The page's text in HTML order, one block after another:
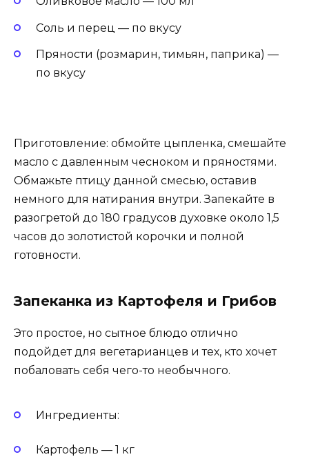
Соль и перец — по вкусу
Пряности (розмарин, тимьян, паприка) —
по вкусу
Приготовление: обмойте цыпленка, смешайте
масло с давленным чесноком и пряностями.
Обмажьте птицу данной смесью, оставив
немного для натирания внутри. Запекайте в
разогретой до 180 градусов духовке около 1,5
часов до золотистой корочки и полной
готовности.
Запеканка из Картофеля и Грибов
Это простое, но сытное блюдо отлично
подойдет для вегетарианцев и тех, кто хочет
побаловать себя чего-то необычного.
Ингредиенты:
Картофель — 1 кг